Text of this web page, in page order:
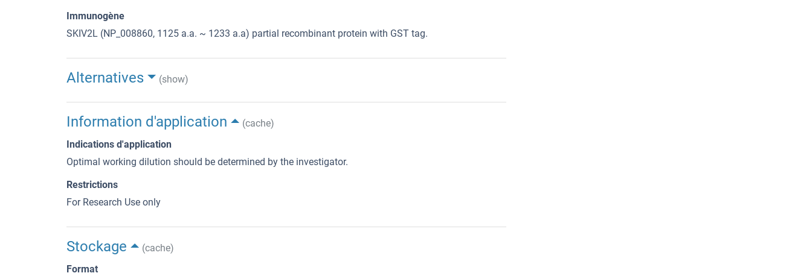
Immunogène
SKIV2L (NP_008860, 1125 a.a. ~ 1233 a.a) partial recombinant protein with GST tag.
Alternatives (show)
Information d'application
(cache)
Indications d'application
Optimal working dilution should be determined by the investigator.
Restrictions
For Research Use only
Stockage
(cache)
Format